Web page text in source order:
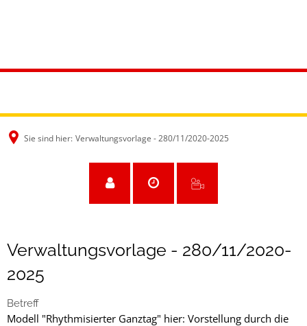
Sie sind hier: Verwaltungsvorlage - 280/11/2020-2025
Verwaltungsvorlage - 280/11/2020-
2025
Betreff
Modell "Rhythmisierter Ganztag" hier: Vorstellung durch die